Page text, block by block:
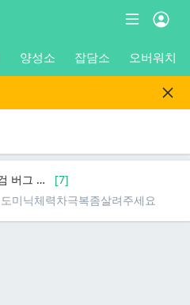
양성소 잡담소 오버워치
아니 지금 칼바람 그림자검 버그 뭐임? [7]
도미닉체력차극복좀살려주세요